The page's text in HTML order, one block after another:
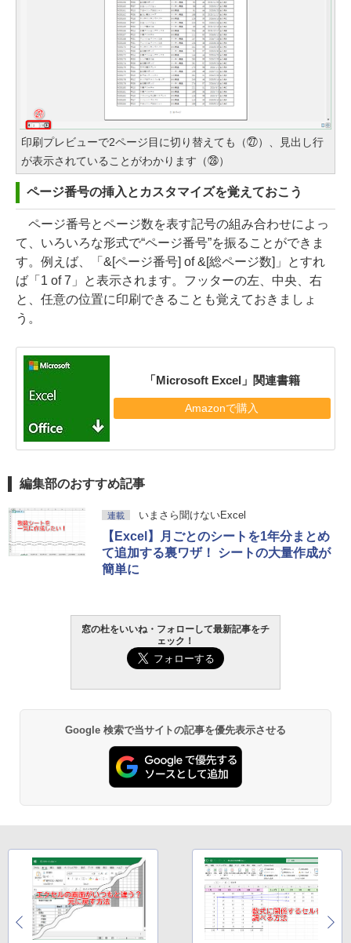
印刷プレビューで2ページ目に切り替えても（㉗）、見出し行
が表示されていることがわかります（㉘）
ページ番号の挿入とカスタマイズを覚えておこう
ページ番号とページ数を表す記号の組み合わせによっ
て、いろいろな形式で“ページ番号”を振ることができま
す。例えば、「&[ページ番号] of &[総ページ数]」とすれ
ば「1 of 7」と表示されます。フッターの左、中央、右
と、任意の位置に印刷できることも覚えておきましょ
う。
「Microsoft Excel」関連書籍
Amazonで購入
編集部のおすすめ記事
連載 いまさら聞けないExcel
【Excel】月ごとのシートを1年分まとめ
て追加する裏ワザ！ シートの大量作成が
簡単に
窓の杜をいいね・フォローして最新記事をチ
ェック！
Google 検索で当サイトの記事を優先表示させる